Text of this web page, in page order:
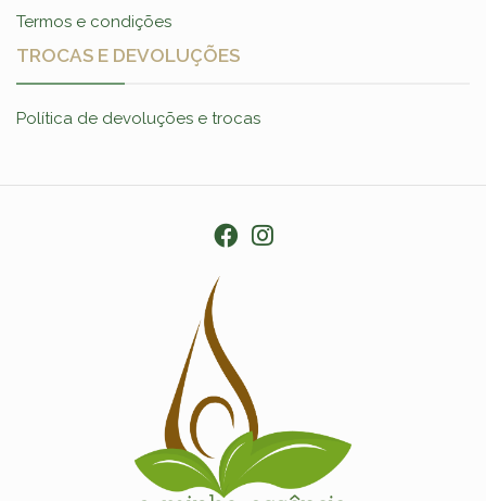
Termos e condições
TROCAS E DEVOLUÇÕES
Política de devoluções e trocas